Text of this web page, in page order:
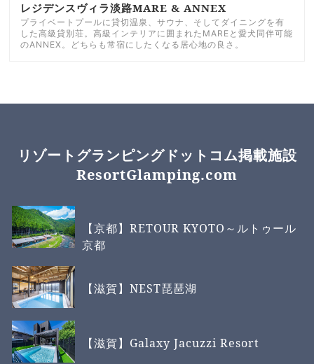
レジデンスヴィラ淡路MARE & ANNEX
プライベートプールに貸切温泉、サウナ、そしてダイニングを有
した高級貸別荘。高級インテリアに囲まれたMAREと愛犬同伴可能
のANNEX。どちらも常宿にしたくなる居心地の良さ。
リゾートグランピングドットコム掲載施設
ResortGlamping.com
【京都】RETOUR KYOTO～ルトゥール
京都
【滋賀】NEST琵琶湖
【滋賀】Galaxy Jacuzzi Resort